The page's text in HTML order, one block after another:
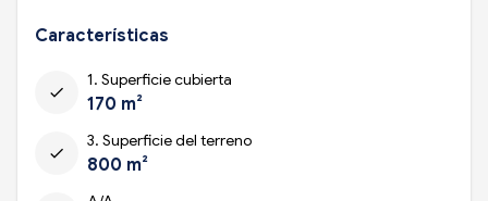
Características
check
1. Superficie cubierta
170 m²
check
3. Superficie del terreno
800 m²